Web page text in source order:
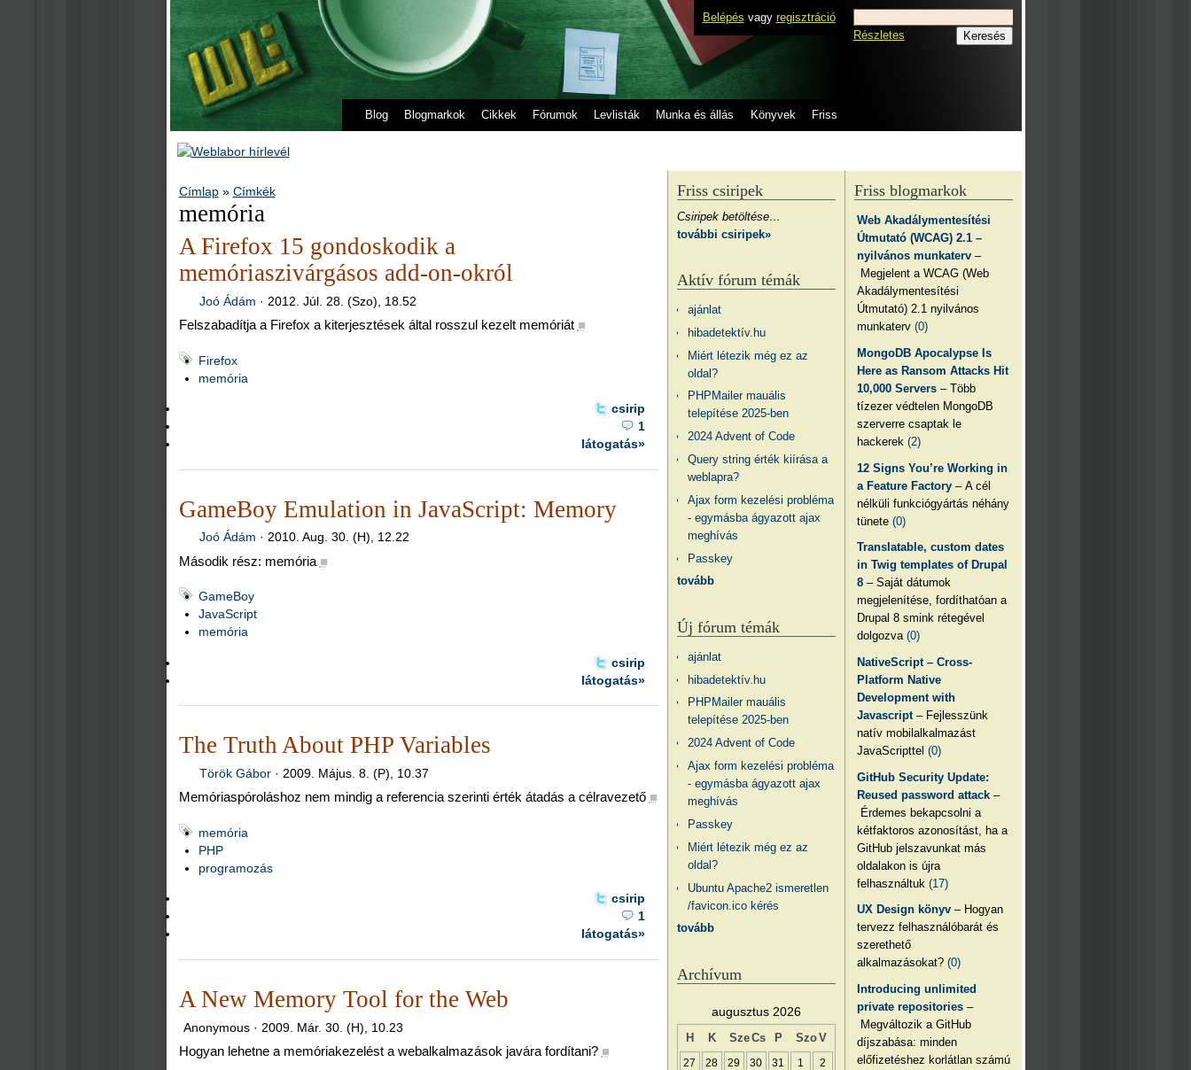
Belépés vagy regisztráció
Blog Blogmarkok Cikkek Fórumok Levlisták Munka és állás Könyvek Friss
Részletes
Címlap» Címkék
memória
A Firefox 15 gondoskodik a
memóriaszivárgásos add-on-okról
Joó Ádám · 2012. Júl. 28. (Szo), 18.52
Felszabadítja a Firefox a kiterjesztések által rosszul kezelt memóriát ■
Firefox
memória
csirip
1
látogatás»
GameBoy Emulation in JavaScript: Memory
Joó Ádám ·2010. Aug. 30. (H), 12.22
Második rész: memória ■
GameBoy
JavaScript
memória
csirip
látogatás»
The Truth About PHP Variables
Török Gábor · 2009. Május. 8. (P), 10.37
Memóriaspóroláshoz nem mindig a referencia szerinti érték átadás a célravezető ■
memória
PHP
programozás
csirip
1
látogatás»
A New Memory Tool for the Web
Anonymous · 2009. Már. 30. (H), 10.23
Hogyan lehetne a memóriakezelést a webalkalmazások javára fordítani? ■
Friss blogmarkok
Web Akadálymentesítési
Útmutató (WCAG) 2.1 –
nyilvános munkaterv –
Megjelent a WCAG (Web
Akadálymentesítési
Útmutató) 2.1 nyilvános
munkaterv(0)
MongoDB Apocalypse Is
Here as Ransom Attacks Hit
10,000 Servers – Több
tízezer védtelen MongoDB
szerverre csaptak le
hackerek(2)
12 Signs You’re Working in
a Feature Factory – A cél
nélküli funkciógyártás néhány
tünete(0)
Translatable, custom dates
in Twig templates of Drupal
8 – Saját dátumok
megjelenítése, fordíthatóan a
Drupal 8 smink rétegével
dolgozva(0)
NativeScript – Cross-
Platform Native
Development with
Javascript – Fejlesszünk
natív mobilalkalmazást
JavaScripttel(0)
GitHub Security Update:
Reused password attack –
Érdemes bekapcsolni a
kétfaktoros azonosítást, ha a
GitHub jelszavunkat más
oldalakon is újra
felhasználtuk(17)
UX Design könyv – Hogyan
tervezz felhasználóbarát és
szerethető
alkalmazásokat?(0)
Introducing unlimited
private repositories –
Megváltozik a GitHub
díjszabása: minden
előfizetéshez korlátlan számú
Friss csiripek
Csiripek betöltése…
további csiripek»
Aktív fórum témák
ajánlat
hibadetektív.hu
Miért létezik még ez az
oldal?
PHPMailer mauális
telepítése 2025-ben
2024 Advent of Code
Query string érték kiírása a
weblapra?
Ajax form kezelési probléma
- egymásba ágyazott ajax
meghívás
Passkey
tovább
Új fórum témák
ajánlat
hibadetektív.hu
PHPMailer mauális
telepítése 2025-ben
2024 Advent of Code
Ajax form kezelési probléma
- egymásba ágyazott ajax
meghívás
Passkey
Miért létezik még ez az
oldal?
Ubuntu Apache2 ismeretlen
/favicon.ico kérés
tovább
Archívum
augusztus 2026
H K SzeCs P SzoV
27 28 29 30 31 1 2